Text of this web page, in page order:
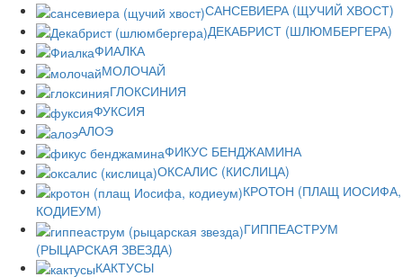
САНСЕВИЕРА (ЩУЧИЙ ХВОСТ)
ДЕКАБРИСТ (ШЛЮМБЕРГЕРА)
ФИАЛКА
МОЛОЧАЙ
ГЛОКСИНИЯ
ФУКСИЯ
АЛОЭ
ФИКУС БЕНДЖАМИНА
ОКСАЛИС (КИСЛИЦА)
КРОТОН (ПЛАЩ ИОСИФА,
КОДИЕУМ)
ГИППЕАСТРУМ
(РЫЦАРСКАЯ ЗВЕЗДА)
КАКТУСЫ